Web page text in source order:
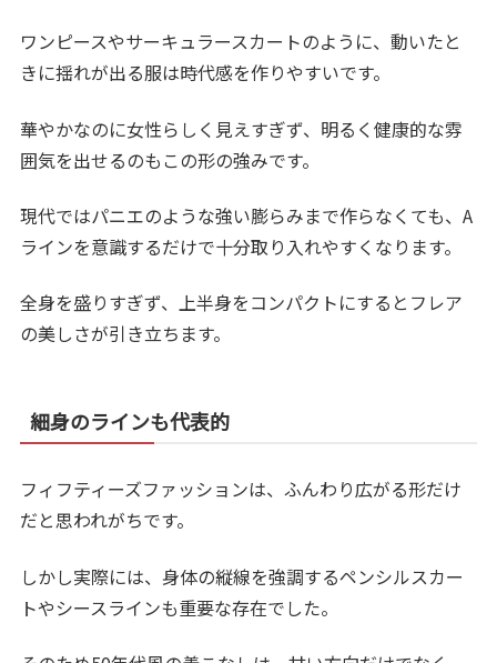
ワンピースやサーキュラースカートのように、動いたと
きに揺れが出る服は時代感を作りやすいです。
華やかなのに女性らしく見えすぎず、明るく健康的な雰
囲気を出せるのもこの形の強みです。
現代ではパニエのような強い膨らみまで作らなくても、A
ラインを意識するだけで十分取り入れやすくなります。
全身を盛りすぎず、上半身をコンパクトにするとフレア
の美しさが引き立ちます。
細身のラインも代表的
フィフティーズファッションは、ふんわり広がる形だけ
だと思われがちです。
しかし実際には、身体の縦線を強調するペンシルスカー
トやシースラインも重要な存在でした。